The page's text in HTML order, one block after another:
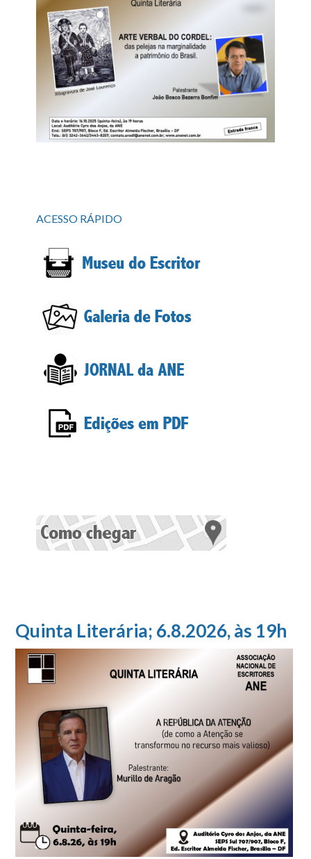
ACESSO RÁPIDO
Quinta Literária; 6.8.2026, às 19h